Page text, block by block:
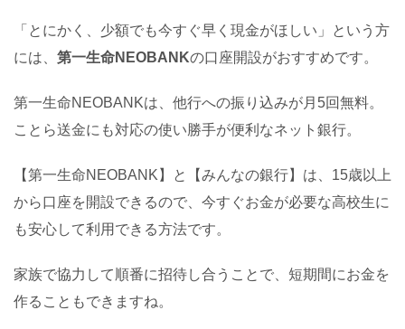
「とにかく、少額でも今すぐ早く現金がほしい」という方
には、 第一生命NEOBANKの口座開設がおすすめです。
第一生命NEOBANKは、他行への振り込みが月5回無料。
ことら送金にも対応の使い勝手が便利なネット銀行。
【第一生命NEOBANK】と【みんなの銀行】は、15歳以上
から口座を開設できるので、今すぐお金が必要な高校生に
も安心して利用できる方法です。
家族で協力して順番に招待し合うことで、短期間にお金を
作ることもできますね。